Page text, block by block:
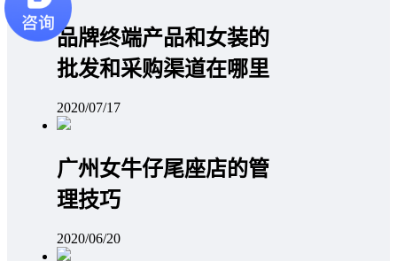
品牌终端产品和女装的
批发和采购渠道在哪里
2020/07/17
广州女牛仔尾座店的管
理技巧
2020/06/20